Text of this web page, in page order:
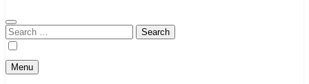
Search
for:
Menu